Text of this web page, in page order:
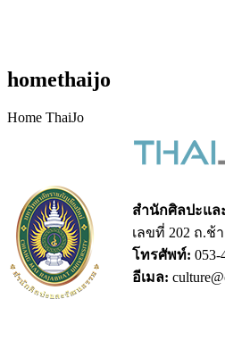
homethaijo
Home ThaiJo
สำนักศิลปะแล
เลขที่ 202 ถ.ช้
โทรศัพท์: 053-
อีเมล: